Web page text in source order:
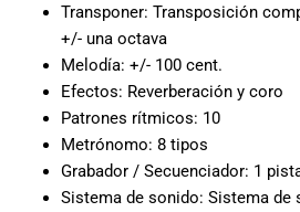
o haz tu
línea a
de nuestra
página web
recibe tu
pedido en
Transponer: Transposición
+/- una octava
Melodía: +/- 100 cent.
Efectos: Reverberación y coro
Patrones rítmicos: 10
Metrónomo: 8 tipos
Grabador / Secuenciador: 1
Sistema de sonido: Sistema de